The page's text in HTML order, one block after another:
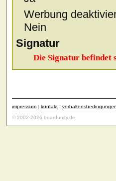
Werbung
Nein
Signatur
Die Signatur befindet
impressum | kontakt | verhaltensbedingungen
© 2002-2026 boardunity.de